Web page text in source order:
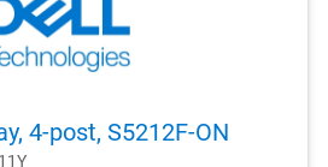
4-post, S5212F-ON